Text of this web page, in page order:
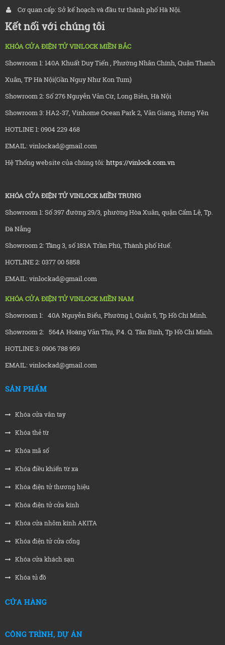
Cơ quan cấp: Sở kế hoạch và đầu tư thành phố Hà Nội.
Kết nối với chúng tôi
KHÓA CỬA ĐIỆN TỬ VINLOCK MIỀN BẮC
Showroom 1: 140A Khuất Duy Tiến , Phường Nhân Chính, Quận Thanh
Xuân, TP Hà Nội(Gần Nguy Như Kon Tum)
Showroom 2: Số 276 Nguyễn Văn Cừ, Long Biên, Hà Nội
Showroom 3: HA2-37, Vinhome Ocean Park 2, Văn Giang, Hưng Yên
HOTLINE 1: 0904 229 468
EMAIL: vinlockad@gmail.com
Hệ Thống website của chúng tôi:https://vinlock.com.vn
KHÓA CỬA ĐIỆN TỬ VINLOCK MIỀN TRUNG
Showroom 1: Số 397 đường 29/3, phường Hòa Xuân, quận Cẩm Lệ, Tp.
Đà Nẵng
Showroom 2: Tầng 3, số 183A Trần Phú, Thành phố Huế.
HOTLINE 2: 0377 00 5858
EMAIL: vinlockad@gmail.com
KHÓA CỬA ĐIỆN TỬ VINLOCK MIỀN NAM
Showroom 1: 40A Nguyễn Biểu, Phường 1, Quận 5, Tp Hồ Chí Minh.
Showroom 2: 564A Hoàng Văn Thụ, P.4. Q. Tân Bình, Tp Hồ Chí Minh.
HOTLINE 3: 0906 788 959
EMAIL: vinlockad@gmail.com
SẢN PHẨM
Khóa cửa vân tay
Khóa thẻ từ
Khóa mã số
Khóa điều khiển từ xa
Khóa điện tử thương hiệu
Khóa điện tử cửa kính
Khóa cửa nhôm kính AKITA
Khóa điện tử cửa cổng
Khóa cửa khách sạn
Khóa tủ đồ
CỬA HÀNG
CÔNG TRÌNH, DỰ ÁN